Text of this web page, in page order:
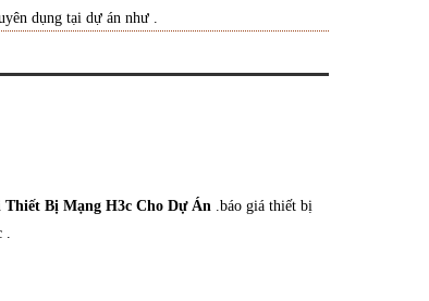
dụng tại dự án như .
Thiết Bị Mạng H3c Cho Dự Án .báo giá thiết bị